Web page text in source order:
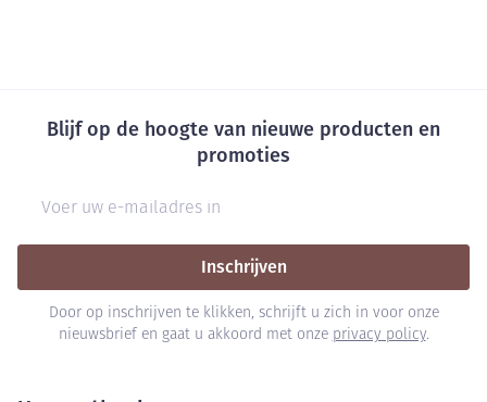
Blijf op de hoogte van nieuwe producten en
promoties
Inschrijven
Door op inschrijven te klikken, schrijft u zich in voor onze
nieuwsbrief en gaat u akkoord met onze privacy policy.